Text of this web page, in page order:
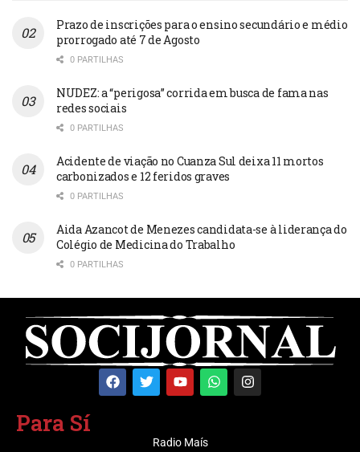
Prazo de inscrições para o ensino secundário e médio
prorrogado até 7 de Agosto
0 PARTILHAS
NUDEZ: a “perigosa” corrida em busca de fama nas
redes sociais
0 PARTILHAS
Acidente de viação no Cuanza Sul deixa 11 mortos
carbonizados e 12 feridos graves
0 PARTILHAS
Aida Azancot de Menezes candidata-se à liderança do
Colégio de Medicina do Trabalho
0 PARTILHAS
Para Sí
Radio Maís